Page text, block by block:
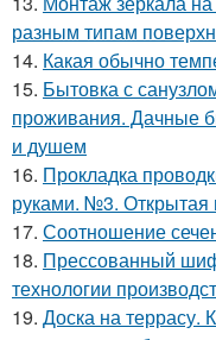
разным типам
14. Какая обычно
15. Бытовка с
проживания. Дачные
и душем
16. Прокладка
руками. №3. Открытая
17. Соотношение
18. Прессованный
технологии
19. Доска на террасу.